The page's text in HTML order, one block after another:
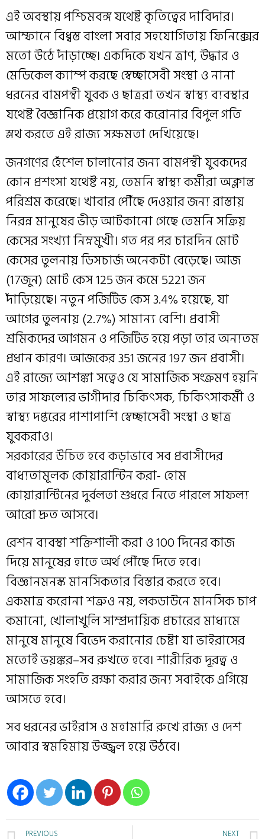
এই অবস্থায় পশ্চিমবঙ্গ যথেষ্ট কৃতিত্বের দাবিদার।
আম্ফানে বিধ্বস্ত বাংলা সবার সহযোগিতায় ফিনিক্সের
মতো উঠে দাঁড়াচ্ছে। একদিকে যখন ত্রাণ, উদ্ধার ও
মেডিকেল ক্যাম্প করছে স্বেচ্ছাসেবী সংস্থা ও নানা
ধরনের বামপন্থী যুবক ও ছাত্ররা তখন স্বাস্থ্য ব্যবস্থার
যথেষ্ট বৈজ্ঞানিক প্রয়োগ করে করোনার বিপুল গতি
স্লথ করতে এই রাজ্য সক্ষমতা দেখিয়েছে।
জনগণের হেঁশেল চালানোর জন্য বামপন্থী যুবকদের
কোন প্রশংসা যথেষ্ট নয়, তেমনি স্বাস্থ্য কর্মীরা অক্লান্ত
পরিশ্রম করেছে। খাবার পৌঁছে দেওয়ার জন্য রাস্তায়
নিরন্ন মানুষের ভীড় আটকানো গেছে তেমনি সক্রিয়
কেসের সংখ্যা নিম্নমুখী। গত পর পর চারদিন মোট
কেসের তুলনায় ডিসচার্জ অনেকটা বেড়েছে। আজ
(17জুন) মোট কেস 125 জন কমে 5221 জন
দাঁড়িয়েছে। নতুন পজিটিভ কেস 3.4% হয়েছে, যা
আগের তুলনায় (2.7%) সামান্য বেশি। প্রবাসী
শ্রমিকদের আগমন ও পজিটিভ হয়ে পড়া তার অন্যতম
প্রধান কারণ। আজকের 351 জনের 197 জন প্রবাসী।
এই রাজ্যে আশঙ্কা সত্বেও যে সামাজিক সংক্রমণ হয়নি
তার সাফল্যের ভাগীদার চিকিৎসক, চিকিৎসাকর্মী ও
স্বাস্থ্য দপ্তরের পাশাপাশি স্বেচ্ছাসেবী সংস্থা ও ছাত্র
যুবকরাও।
সরকারের উচিত হবে কড়াভাবে সব প্রবাসীদের
বাধ্যতামূলক কোয়ারান্টিন করা- হোম
কোয়ারান্টিনের দুর্বলতা শুধরে নিতে পারলে সাফল্য
আরো দ্রুত আসবে।
রেশন ব্যবস্থা শক্তিশালী করা ও 100 দিনের কাজ
দিয়ে মানুষের হাতে অর্থ পৌঁছে দিতে হবে।
বিজ্ঞানমনস্ক মানসিকতার বিস্তার করতে হবে।
একমাত্র করোনা শত্রুও নয়, লকডাউনে মানসিক চাপ
কমানো, খোলাখুলি সাম্প্রদায়িক প্রচারের মাধ্যমে
মানুষে মানুষে বিভেদ করানোর চেষ্টা যা ভাইরাসের
মতোই ভয়ঙ্কর–সব রুখতে হবে। শারীরিক দূরত্ব ও
সামাজিক সংহতি রক্ষা করার জন্য সবাইকে এগিয়ে
আসতে হবে।
সব ধরনের ভাইরাস ও মহামারি রুখে রাজ্য ও দেশ
আবার স্বমহিমায় উজ্জ্বল হয়ে উঠবে।
PREVIOUS NEXT